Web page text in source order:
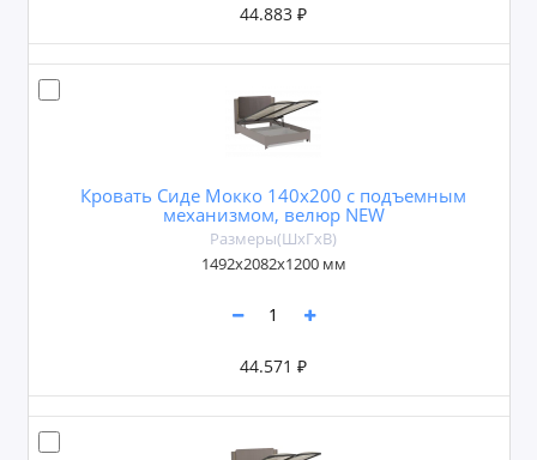
44.883 ₽
Кровать Сиде Мокко 140х200 с подъемным
механизмом, велюр NEW
Размеры(ШxГxВ)
1492х2082х1200 мм
44.571 ₽